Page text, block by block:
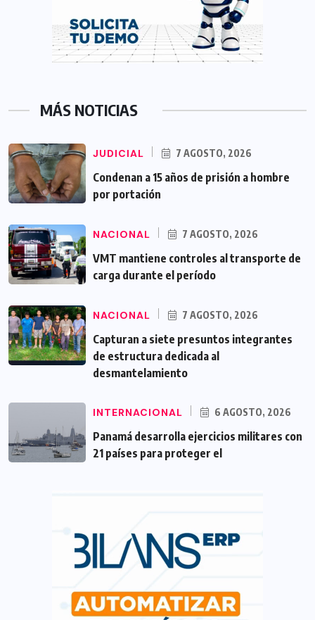
MÁS NOTICIAS
JUDICIAL 7 AGOSTO, 2026
Condenan a 15 años de prisión a hombre
por portación
NACIONAL 7 AGOSTO, 2026
VMT mantiene controles al transporte de
carga durante el período
NACIONAL 7 AGOSTO, 2026
Capturan a siete presuntos integrantes
de estructura dedicada al
desmantelamiento
INTERNACIONAL 6 AGOSTO, 2026
Panamá desarrolla ejercicios militares con
21 países para proteger el